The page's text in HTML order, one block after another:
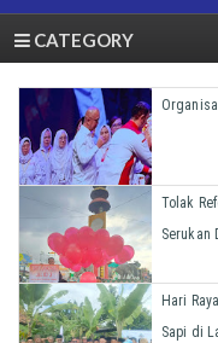
CATEGORY
Tolak
Serukan
Hari
Sapi di